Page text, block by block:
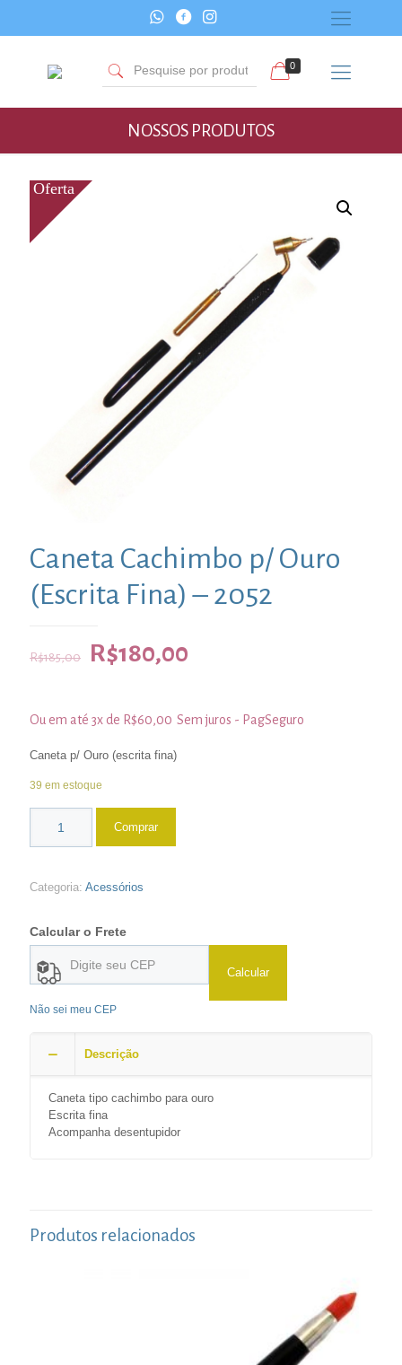
0
NOSSOS PRODUTOS
Caneta Cachimbo p/ Ouro
(Escrita Fina) – 2052
R$185,00 R$180,00
Ou em até 3x de R$60,00 Sem juros - PagSeguro
Caneta p/ Ouro (escrita fina)
39 em estoque
Comprar
Categoria: Acessórios
Calcular o Frete
Calcular
Não sei meu CEP
Descrição
Caneta tipo cachimbo para ouro
Escrita fina
Acompanha desentupidor
Produtos relacionados